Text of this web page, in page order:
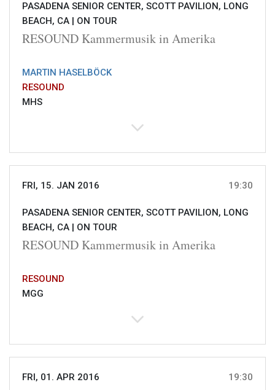
PASADENA SENIOR CENTER, SCOTT PAVILION, LONG
BEACH, CA | ON TOUR
RESOUND Kammermusik in Amerika
MARTIN HASELBÖCK
RESOUND
MHS
FRI, 15. JAN 2016 19:30
PASADENA SENIOR CENTER, SCOTT PAVILION, LONG
BEACH, CA | ON TOUR
RESOUND Kammermusik in Amerika
RESOUND
MGG
FRI, 01. APR 2016 19:30